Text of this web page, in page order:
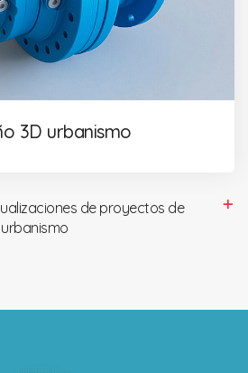
3D urbanismo
de proyectos de
urbanismo